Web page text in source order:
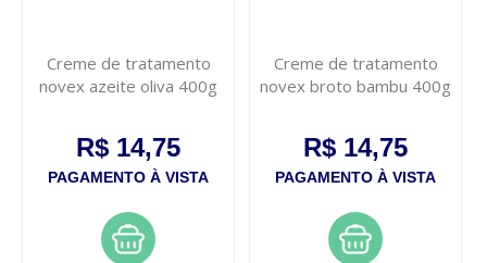
Creme de tratamento
novex azeite oliva 400g
R$ 14,75
PAGAMENTO À VISTA
Creme de tratamento
novex broto bambu 400g
R$ 14,75
PAGAMENTO À VISTA